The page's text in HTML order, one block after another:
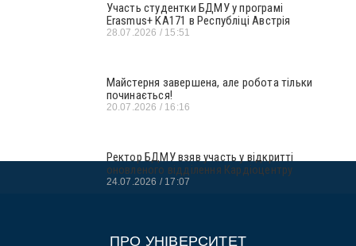
Участь студентки БДМУ у програмі
Erasmus+ KA171 в Республіці Австрія
28.07.2026 15:51
Майстерня завершена, але робота тільки
починається!
20.07.2026 16:16
Ректор БДМУ взяв участь у відкритті
оновленого відділення Кардіоцентру
24.07.2026 17:07
ПРО УНІВЕРСИТЕТ